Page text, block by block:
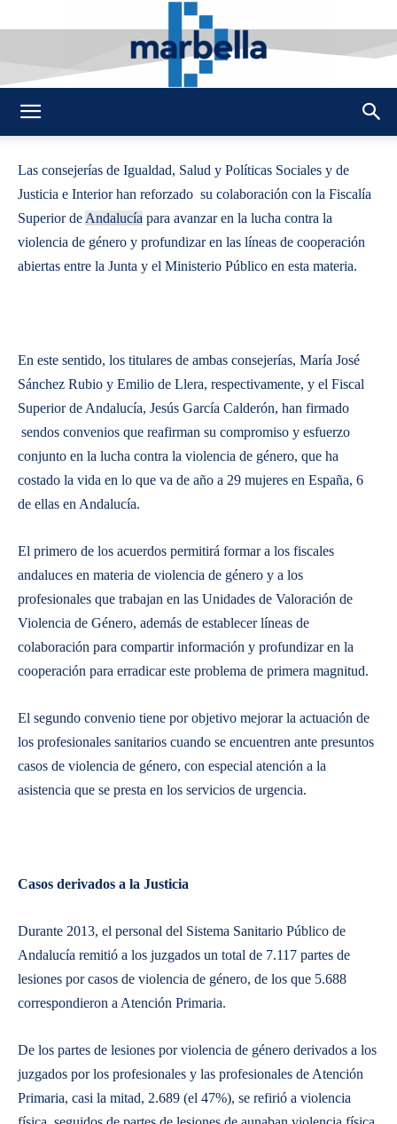
Las consejerías de Igualdad, Salud y Políticas Sociales y de
Justicia e Interior han reforzado su colaboración con la Fiscalía
Superior de Andalucía para avanzar en la lucha contra la
violencia de género y profundizar en las líneas de cooperación
abiertas entre la Junta y el Ministerio Público en esta materia.
En este sentido, los titulares de ambas consejerías, María José
Sánchez Rubio y Emilio de Llera, respectivamente, y el Fiscal
Superior de Andalucía, Jesús García Calderón, han firmado
sendos convenios que reafirman su compromiso y esfuerzo
conjunto en la lucha contra la violencia de género, que ha
costado la vida en lo que va de año a 29 mujeres en España, 6
de ellas en Andalucía.
El primero de los acuerdos permitirá formar a los fiscales
andaluces en materia de violencia de género y a los
profesionales que trabajan en las Unidades de Valoración de
Violencia de Género, además de establecer líneas de
colaboración para compartir información y profundizar en la
cooperación para erradicar este problema de primera magnitud.
El segundo convenio tiene por objetivo mejorar la actuación de
los profesionales sanitarios cuando se encuentren ante presuntos
casos de violencia de género, con especial atención a la
asistencia que se presta en los servicios de urgencia.
Casos derivados a la Justicia
Durante 2013, el personal del Sistema Sanitario Público de
Andalucía remitió a los juzgados un total de 7.117 partes de
lesiones por casos de violencia de género, de los que 5.688
correspondieron a Atención Primaria.
De los partes de lesiones por violencia de género derivados a los
juzgados por los profesionales y las profesionales de Atención
Primaria, casi la mitad, 2.689 (el 47%), se refirió a violencia